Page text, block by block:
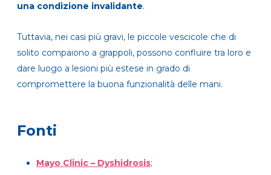
una condizione invalidante.
Tuttavia, nei casi più gravi, le piccole vescicole che di
solito compaiono a grappoli, possono confluire tra loro e
dare luogo a lesioni più estese in grado di
compromettere la buona funzionalità delle mani.
Fonti
Mayo Clinic – Dyshidrosis;